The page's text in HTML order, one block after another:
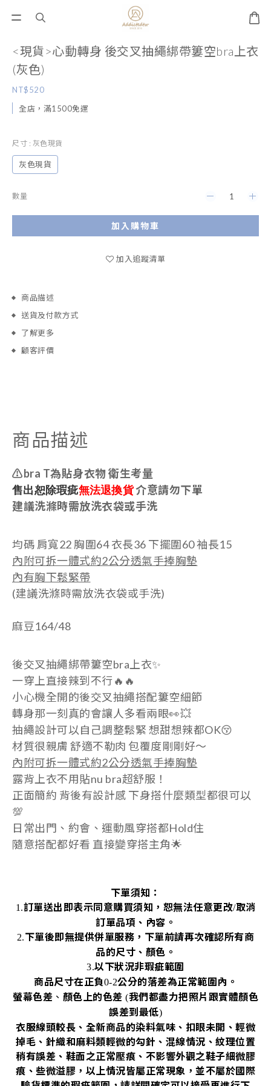
<現貨>心動轉身 後交叉抽繩綁帶簍空bra上衣
(灰色)
NT$520
全店，滿1500免運
尺寸 : 灰色現貨
灰色現貨
數量
加入購物車
加入追蹤清單
商品描述
送貨及付款方式
了解更多
顧客評價
商品描述
⚠️bra T為貼身衣物 衛生考量
售出恕除瑕疵無法退換貨介意請勿下單
建議洗滌時需放洗衣袋或手洗
均碼 肩寬22 胸圍64 衣長36 下擺圍60 袖長15
內附可拆一體式約2公分透氣手捧胸墊
內有胸下鬆緊帶
(建議洗滌時需放洗衣袋或手洗)
麻豆164/48
後交叉抽繩綁帶簍空bra上衣✨
一穿上直接辣到不行🔥🔥
小心機全開的後交叉抽繩搭配簍空細節
轉身那一刻真的會讓人多看兩眼👀💥
抽繩設計可以自己調整鬆緊 想甜想辣都OK😚
材質很親膚 舒適不勒肉 包覆度剛剛好～
內附可拆一體式約2公分透氣手捧胸墊
露背上衣不用貼nu bra超舒服！
正面簡約 背後有設計感 下身搭什麼類型都很可以
💯
日常出門、約會、運動風穿搭都Hold住
隨意搭配都好看 直接變穿搭主角🌟
下單須知：
1.訂單送出即表示同意購買須知，恕無法任意更改/取消
訂單品項、內容。
2.下單後即無提供併單服務，下單前請再次確認所有商
品的尺寸、顏色。
3.以下狀況非瑕疵範圍
商品尺寸在正負0-2公分的落差為正常範圍內。
螢幕色差 、 顏色上的色差 (我們都盡力把照片跟實體顏色
誤差到最低)
衣服線頭較長、全新商品的染料氣味、扣眼未開、輕微
掉毛、針織和麻料類輕微的勾針、混線情況、紋理位置
稍有誤差、鞋面之正常壓痕、不影響外觀之鞋子細微膠
痕、些微溢膠，以上情況皆屬正常現象，並不屬於國際